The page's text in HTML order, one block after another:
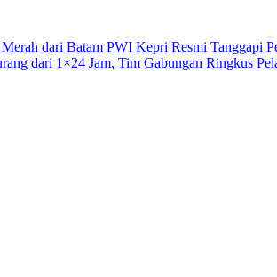
dari Batam PWI Kepri Resmi Tanggapi
dari 1×24 Jam, Tim Gabungan Ringkus